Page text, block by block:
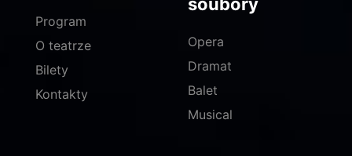
Program
O teatrze
Bilety
Kontakty
Opera
Dramat
Balet
Musical